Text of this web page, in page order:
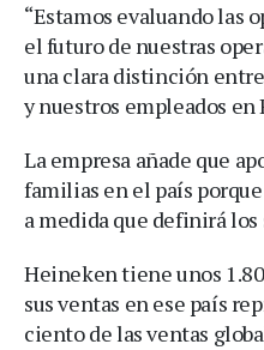
“Estamos evaluando las
el futuro de nuestras
una clara distinción
y nuestros empleados en
La empresa añade que
familias en el país
a medida que definirá los
Heineken tiene unos
sus ventas en ese país
ciento de las ventas